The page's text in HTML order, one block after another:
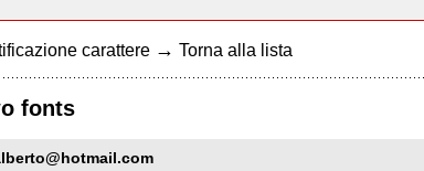
carattere → Torna alla lista
fonts